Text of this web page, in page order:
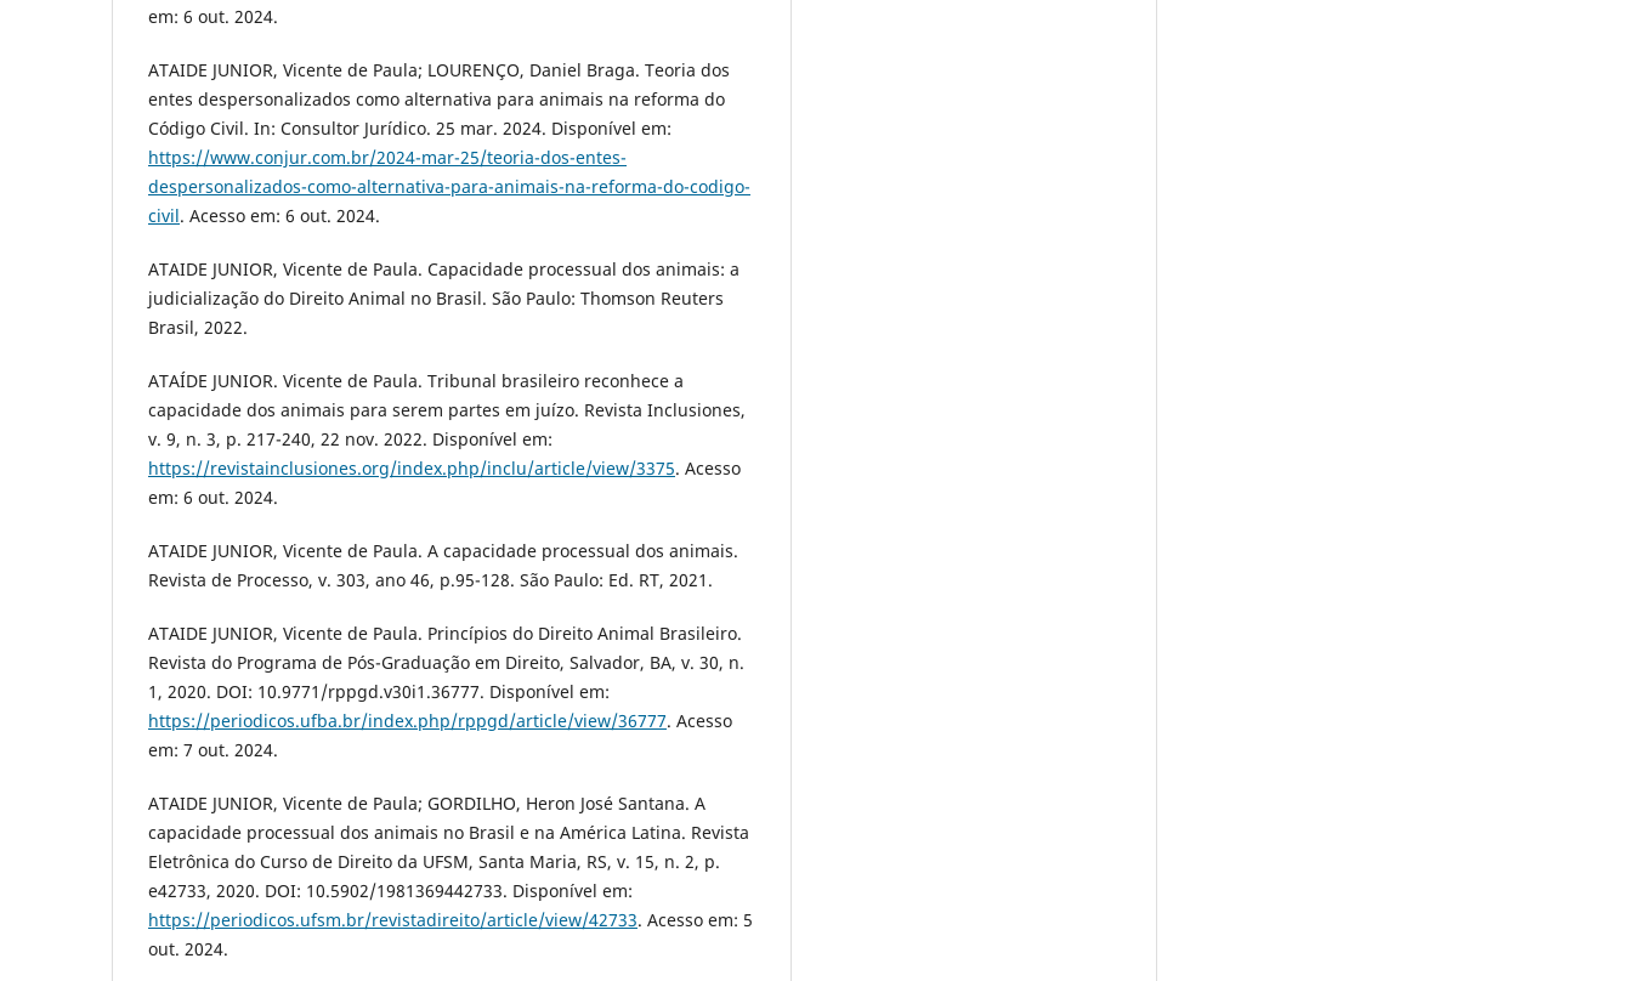
em: 6 out. 2024.
ATAIDE JUNIOR, Vicente de Paula; LOURENÇO, Daniel Braga. Teoria dos
entes despersonalizados como alternativa para animais na reforma do
Código Civil. In: Consultor Jurídico. 25 mar. 2024. Disponível em:
https://www.conjur.com.br/2024-mar-25/teoria-dos-entes-
despersonalizados-como-alternativa-para-animais-na-reforma-do-codigo-
civil. Acesso em: 6 out. 2024.
ATAIDE JUNIOR, Vicente de Paula. Capacidade processual dos animais: a
judicialização do Direito Animal no Brasil. São Paulo: Thomson Reuters
Brasil, 2022.
ATAÍDE JUNIOR. Vicente de Paula. Tribunal brasileiro reconhece a
capacidade dos animais para serem partes em juízo. Revista Inclusiones,
v. 9, n. 3, p. 217-240, 22 nov. 2022. Disponível em:
https://revistainclusiones.org/index.php/inclu/article/view/3375. Acesso
em: 6 out. 2024.
ATAIDE JUNIOR, Vicente de Paula. A capacidade processual dos animais.
Revista de Processo, v. 303, ano 46, p.95-128. São Paulo: Ed. RT, 2021.
ATAIDE JUNIOR, Vicente de Paula. Princípios do Direito Animal Brasileiro.
Revista do Programa de Pós-Graduação em Direito, Salvador, BA, v. 30, n.
1, 2020. DOI: 10.9771/rppgd.v30i1.36777. Disponível em:
https://periodicos.ufba.br/index.php/rppgd/article/view/36777. Acesso
em: 7 out. 2024.
ATAIDE JUNIOR, Vicente de Paula; GORDILHO, Heron José Santana. A
capacidade processual dos animais no Brasil e na América Latina. Revista
Eletrônica do Curso de Direito da UFSM, Santa Maria, RS, v. 15, n. 2, p.
e42733, 2020. DOI: 10.5902/1981369442733. Disponível em:
https://periodicos.ufsm.br/revistadireito/article/view/42733. Acesso em: 5
out. 2024.